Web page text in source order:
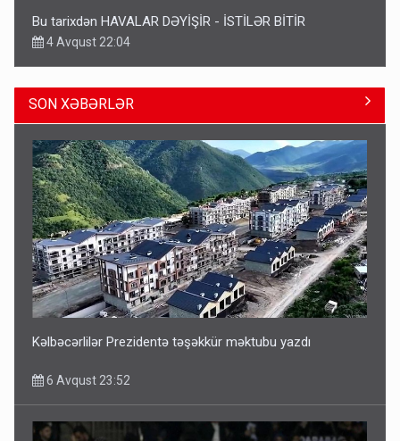
Bu tarixdən HAVALAR DƏYİŞİR - İSTİLƏR BİTİR
4 Avqust 22:04
ŞOK! David Seliverstov ölkədən qaçdı
6 Avqust 14:14
SON XƏBƏRLƏR
Kəlbəcərlilər Prezidentə təşəkkür məktubu yazdı
6 Avqust 23:52